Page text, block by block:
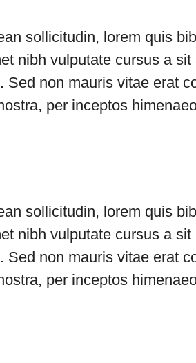
sollicitudin, lorem quis
nibh vulputate cursus a sit
non mauris vitae erat
per inceptos
sollicitudin, lorem quis
nibh vulputate cursus a sit
non mauris vitae erat
per inceptos